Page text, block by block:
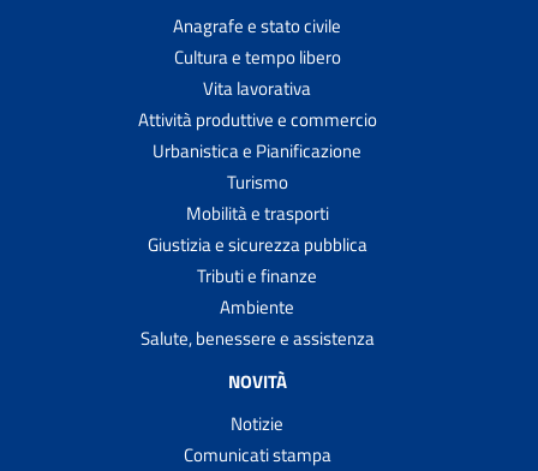
Anagrafe e stato civile
Cultura e tempo libero
Vita lavorativa
Attività produttive e commercio
Urbanistica e Pianificazione
Turismo
Mobilità e trasporti
Giustizia e sicurezza pubblica
Tributi e finanze
Ambiente
Salute, benessere e assistenza
NOVITÀ
Notizie
Comunicati stampa